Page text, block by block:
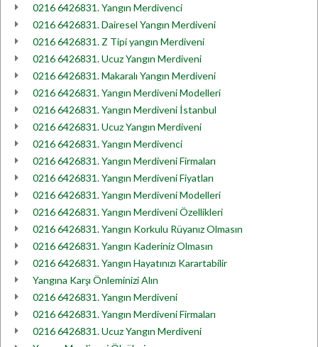
0216 6426831. Yangın Merdivenci
0216 6426831. Dairesel Yangın Merdiveni
0216 6426831. Z Tipi yangın Merdiveni
0216 6426831. Ucuz Yangın Merdiveni
0216 6426831. Makaralı Yangın Merdiveni
0216 6426831. Yangın Merdiveni Modelleri
0216 6426831. Yangın Merdiveni İstanbul
0216 6426831. Ucuz Yangın Merdiveni
0216 6426831. Yangın Merdivenci
0216 6426831. Yangın Merdiveni Firmaları
0216 6426831. Yangın Merdiveni Fiyatları
0216 6426831. Yangın Merdiveni Modelleri
0216 6426831. Yangın Merdiveni Özellikleri
0216 6426831. Yangın Korkulu Rüyanız Olmasın
0216 6426831. Yangın Kaderiniz Olmasın
0216 6426831. Yangın Hayatınızı Karartabilir
Yangına Karşı Önleminizi Alın
0216 6426831. Yangın Merdiveni
0216 6426831. Yangın Merdiveni Firmaları
0216 6426831. Ucuz Yangın Merdiveni